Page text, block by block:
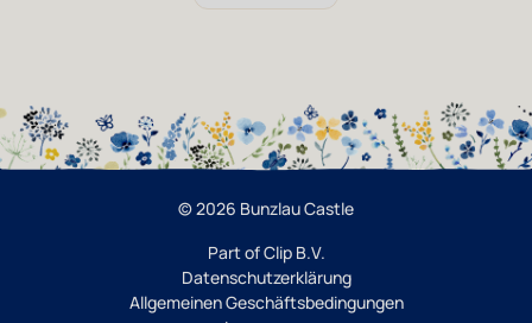
© 2026 Bunzlau Castle
Part of Clip B.V.
Datenschutzerklärung
Allgemeinen Geschäftsbedingungen